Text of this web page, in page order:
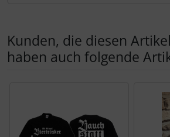
Kunden, die diesen
haben auch folgende